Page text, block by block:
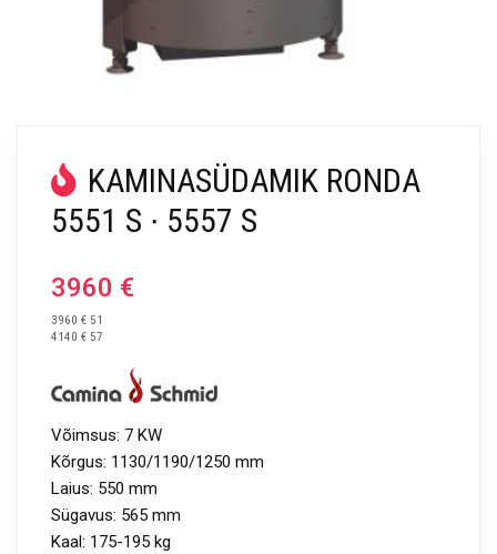
KAMINASÜDAMIK RONDA
5551 S ∙ 5557 S
3960 €
3960 € 51
4140 € 57
Võimsus: 7 KW
Kõrgus: 1130/1190/1250 mm
Laius: 550 mm
Sügavus: 565 mm
Kaal: 175-195 kg